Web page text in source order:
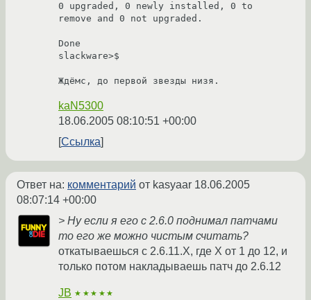
0 upgraded, 0 newly installed, 0 to
remove and 0 not upgraded.
Done
slackware>$
kaN5300
18.06.2005 08:10:51 +00:00
Ссылка
Ответ на: комментарий от kasyaar 18.06.2005
08:07:14 +00:00
> Ну если я его с 2.6.0 поднимал патчами
то его же можно чистым считать?
откатываешься с 2.6.11.X, где X от 1 до 12, и
только потом накладываешь патч до 2.6.12
JB ★★★★★